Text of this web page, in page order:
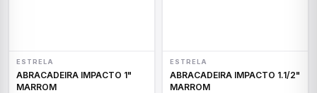
ESTRELA
ABRACADEIRA IMPACTO 1"
MARROM
ESTRELA
ABRACADEIRA IMPACTO 1.1/2"
MARROM